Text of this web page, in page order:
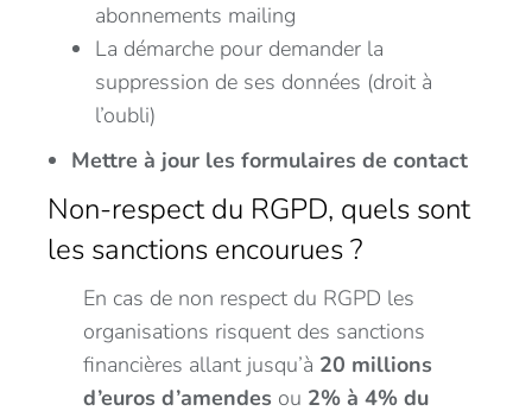
abonnements mailing
La démarche pour demander la
suppression de ses données (droit à
l’oubli)
Mettre à jour les formulaires de contact
Non-respect du RGPD, quels sont
les sanctions encourues ?
En cas de non respect du RGPD les
organisations risquent des sanctions
financières allant jusqu’à 20 millions
d’euros d’amendes ou 2% à 4% du